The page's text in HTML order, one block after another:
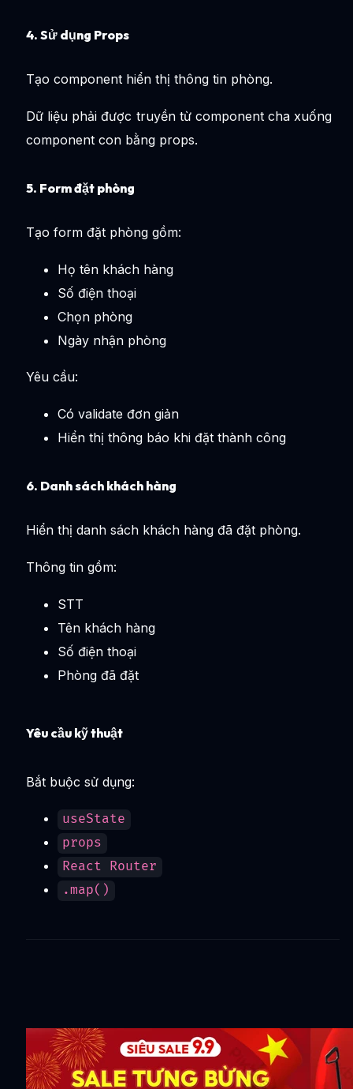
4. Sử dụng Props
Tạo component hiển thị thông tin phòng.
Dữ liệu phải được truyền từ component cha xuống
component con bằng props.
5. Form đặt phòng
Tạo form đặt phòng gồm:
Họ tên khách hàng
Số điện thoại
Chọn phòng
Ngày nhận phòng
Yêu cầu:
Có validate đơn giản
Hiển thị thông báo khi đặt thành công
6. Danh sách khách hàng
Hiển thị danh sách khách hàng đã đặt phòng.
Thông tin gồm:
STT
Tên khách hàng
Số điện thoại
Phòng đã đặt
Yêu cầu kỹ thuật
Bắt buộc sử dụng:
useState
props
React Router
.map()